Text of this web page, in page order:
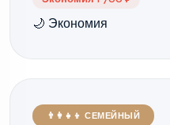
🌙 Экономия
👨‍👩‍👧‍👦 СЕМЕЙНЫЙ